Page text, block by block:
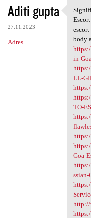
Aditi gupta
27.11.2023
Adres
body
in-
LL-
TO-
Goa-
ssian-
http://